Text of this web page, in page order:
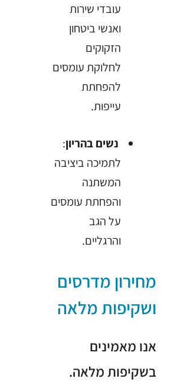
עובדי שירות
ואנשי ביטחון
הזקוקים
לחלוקת עומסים
להפחתת
עייפות.
נשים בהריון:
לתמיכה ביציבה
המשתנה
והפחתת עומסים
על הגב
והרגליים.
מחירון מדרסים
ושקיפות מלאה
אנו מאמינים
בשקיפות מלאה.